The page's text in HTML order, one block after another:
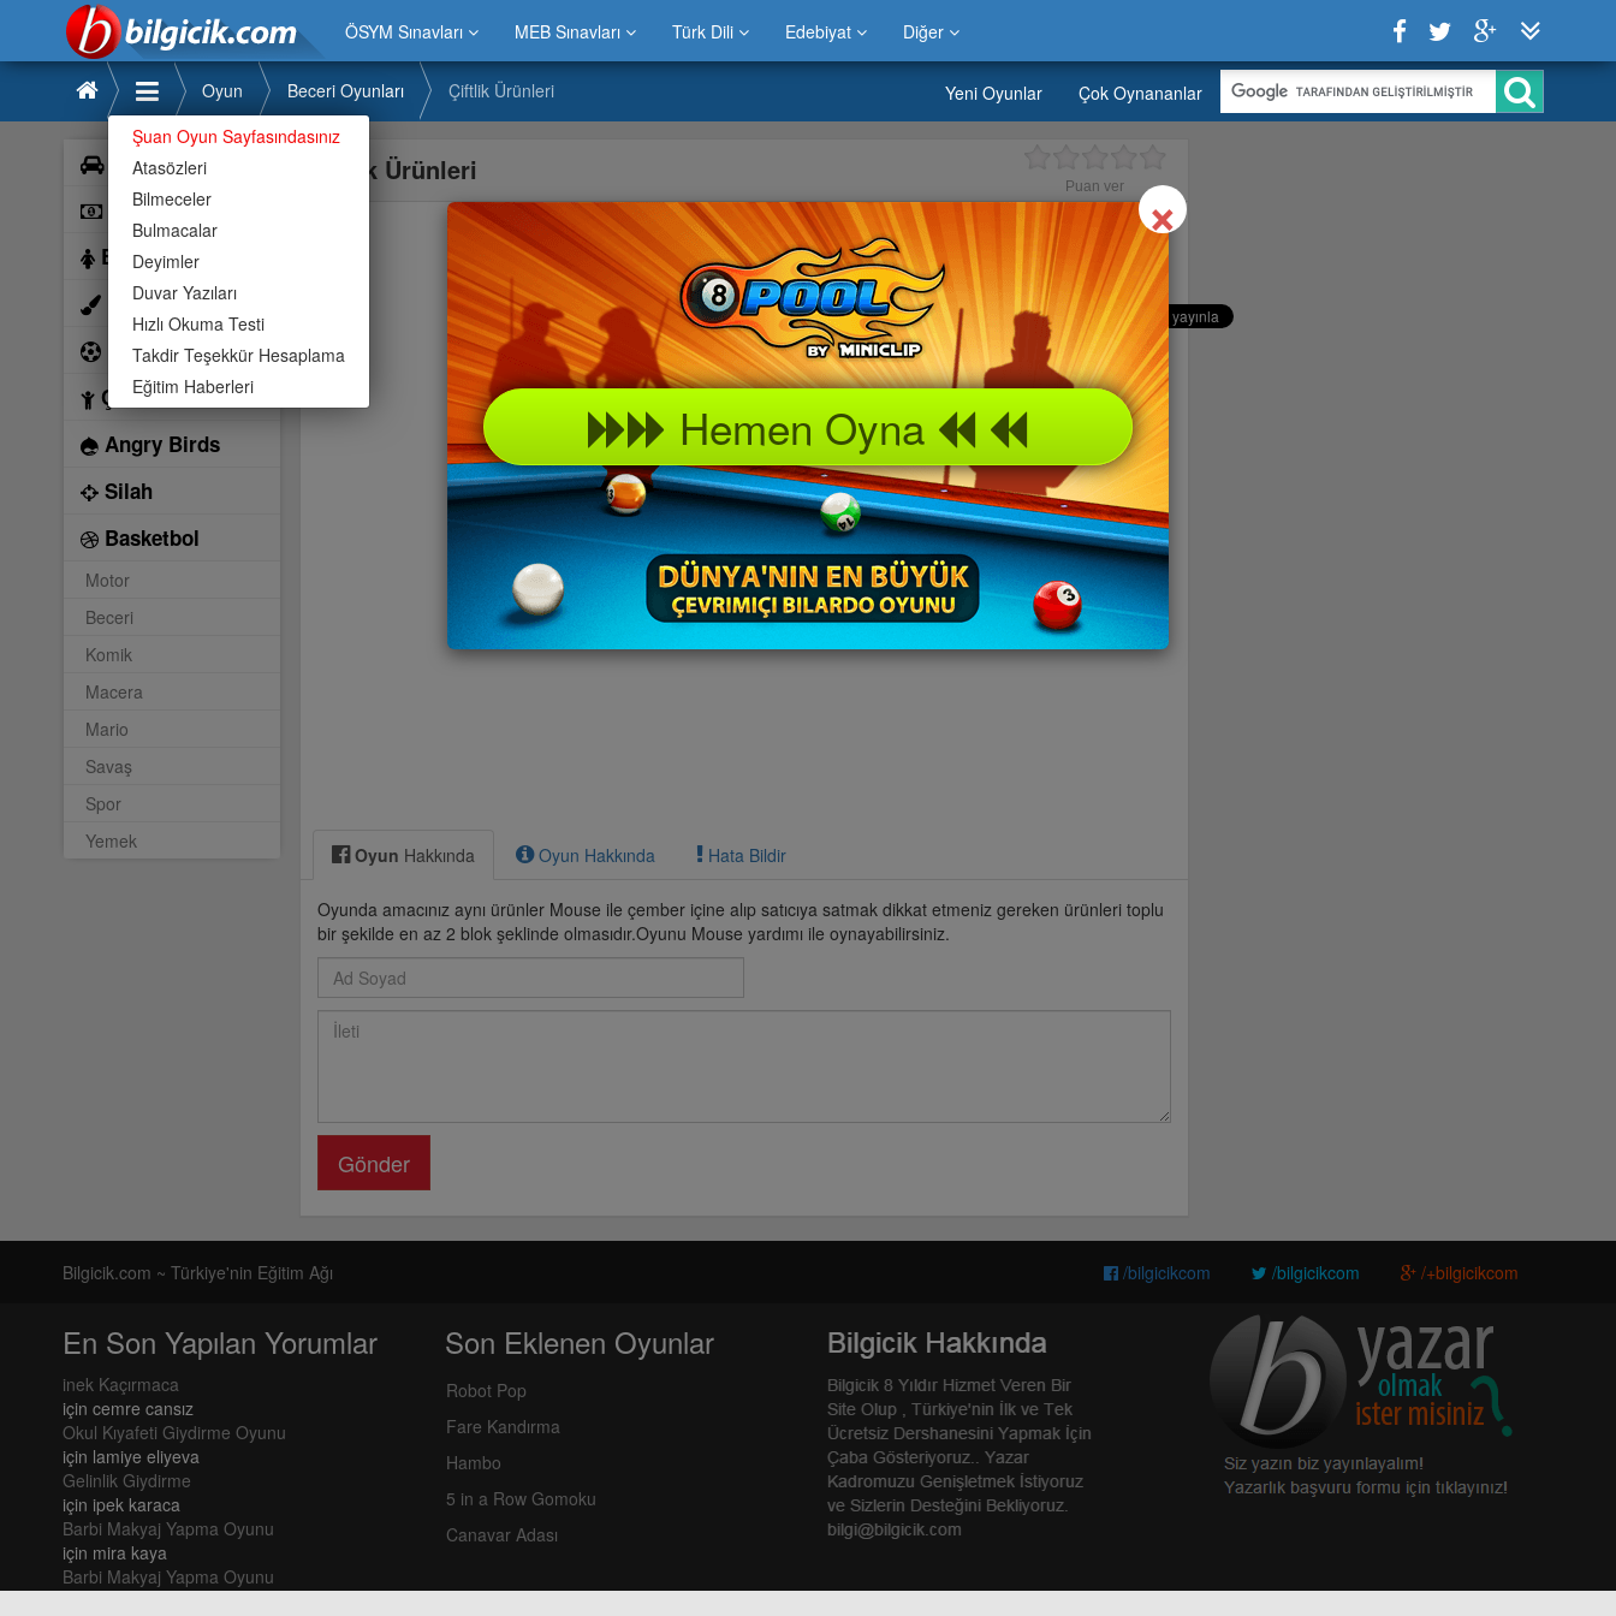
ÖSYM Sınavları MEB Sınavları Türk Dili Edebiyat Diğer
Şuan Oyun Sayfasındasınız
Atasözleri
Bilmeceler
Bulmacalar
Deyimler
Duvar Yazıları
Hızlı Okuma Testi
Takdir Teşekkür Hesaplama
Eğitim Haberleri
Oyun Beceri Oyunları Çiftlik Ürünleri Yeni Oyunlar Çok Oynananlar
Araba
Bilardo
Barbie
Boyama
Futbol
Çocuk
Angry Birds
Silah
Basketbol
Motor
Beceri
Komik
Macera
Mario
Savaş
Spor
Yemek
Çiftlik Ürünleri Puan ver
Oyun Hakkında Oyun Hakkında Hata Bildir
Oyunda amacınız aynı ürünler Mouse ile çember içine alıp satıcıya satmak dikkat etmeniz gereken ürünleri toplu
bir şekilde en az 2 blok şeklinde olmasıdır.Oyunu Mouse yardımı ile oynayabilirsiniz.
Gönder
Bilgicik.com ~ Türkiye'nin Eğitim Ağı /bilgicikcom /bilgicikcom /+bilgicikcom
En Son Yapılan Yorumlar
inek Kaçırmaca
için cemre cansız
Okul Kıyafeti Giydirme Oyunu
için lamiye eliyeva
Gelinlik Giydirme
için ipek karaca
Barbi Makyaj Yapma Oyunu
için mira kaya
Barbi Makyaj Yapma Oyunu
Son Eklenen Oyunlar
Robot Pop
Fare Kandırma
Hambo
5 in a Row Gomoku
Canavar Adası
×Close
Hemen Oyna